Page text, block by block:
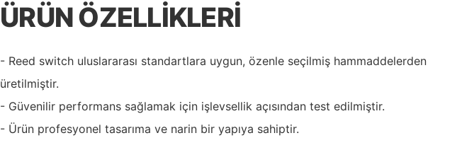
ÜRÜN ÖZELLIKLERI
- Reed switch uluslararası standartlara uygun, özenle seçilmiş hammaddelerden
üretilmiştir.
- Güvenilir performans sağlamak için işlevsellik açısından test edilmiştir.
- Ürün profesyonel tasarıma ve narin bir yapıya sahiptir.